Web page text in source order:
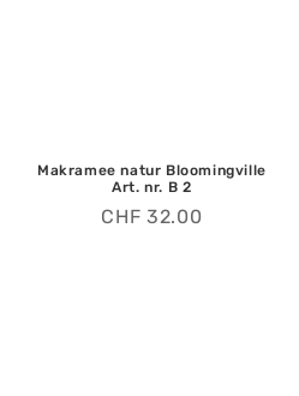
Makramee natur Bloomingville
Art. nr. B 2
CHF 32.00